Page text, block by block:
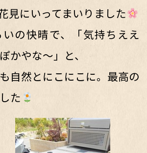
見にいってまいりました
の快晴で、「気持ちええ
かやな〜」と、
自然とにこにこに。最高の
た